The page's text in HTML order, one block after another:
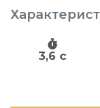
3,6 c